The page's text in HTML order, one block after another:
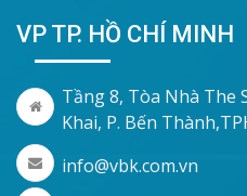
VP TP. HỒ CHÍ MINH
Tầng 8, Tòa Nhà The
Khai, P. Bến
info@vbk.com.vn